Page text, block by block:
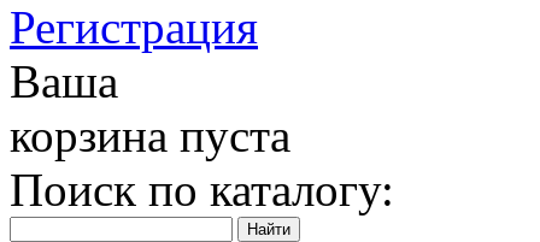
Регистрация
Ваша
корзина пуста
Поиск по каталогу: